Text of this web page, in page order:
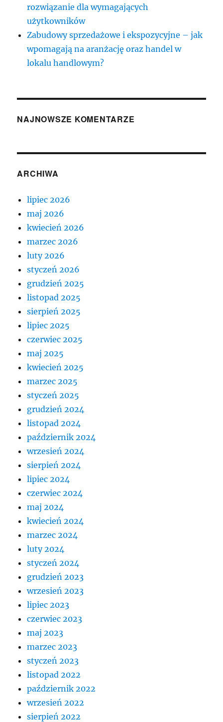
rozwiązanie dla wymagających
użytkowników
Zabudowy sprzedażowe i ekspozycyjne – jak
wpomagają na aranżację oraz handel w
lokalu handlowym?
NAJNOWSZE KOMENTARZE
ARCHIWA
lipiec 2026
maj 2026
kwiecień 2026
marzec 2026
luty 2026
styczeń 2026
grudzień 2025
listopad 2025
sierpień 2025
lipiec 2025
czerwiec 2025
maj 2025
kwiecień 2025
marzec 2025
styczeń 2025
grudzień 2024
listopad 2024
październik 2024
wrzesień 2024
sierpień 2024
lipiec 2024
czerwiec 2024
maj 2024
kwiecień 2024
marzec 2024
luty 2024
styczeń 2024
grudzień 2023
wrzesień 2023
lipiec 2023
czerwiec 2023
maj 2023
marzec 2023
styczeń 2023
listopad 2022
październik 2022
wrzesień 2022
sierpień 2022